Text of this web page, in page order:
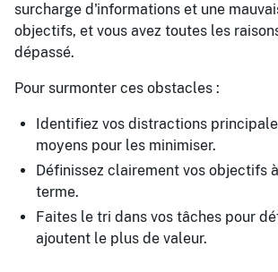
surcharge d'informations et une
objectifs, et vous avez toutes les
dépassé.
Pour surmonter ces obstacles :
Identifiez vos distractions
moyens pour les minimiser.
Définissez clairement vos objectifs
terme.
Faites le tri dans vos tâches pour
ajoutent le plus de valeur.